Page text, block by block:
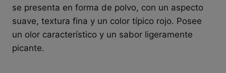
se presenta en forma de polvo, con un aspecto
suave, textura fina y un color típico rojo. Posee
un olor característico y un sabor ligeramente
picante.